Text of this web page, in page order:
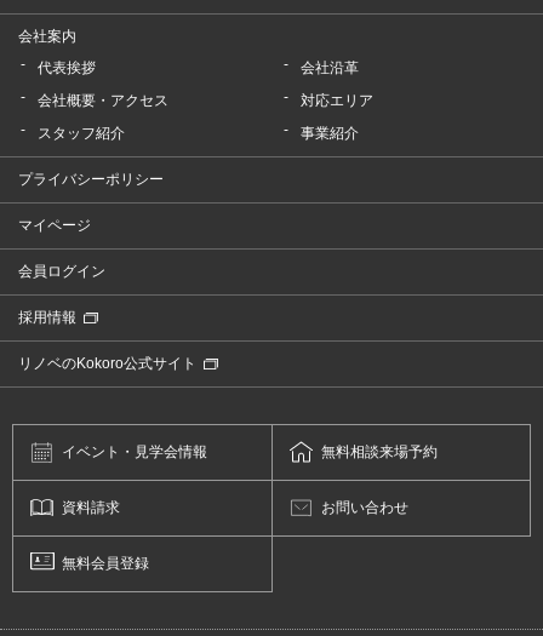
会社案内
代表挨拶
会社沿革
会社概要・アクセス
対応エリア
スタッフ紹介
事業紹介
プライバシーポリシー
マイページ
会員ログイン
採用情報
リノベのKokoro公式サイト
イベント・ 見学会情報 無料相談来場予約
資料請求 お問い合わせ
無料会員登録